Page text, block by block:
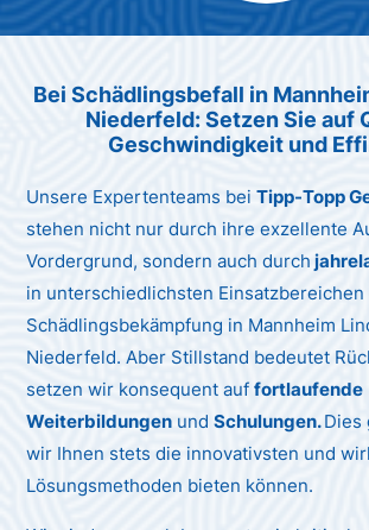
Max Mustermann
Bei Schädlingsbefall in
Niederfeld:Setzen Sie auf
Geschwindigkeit und
Unsere Expertenteams beiTipp-Topp
stehen nicht nur durch ihre exzellente
Vordergrund, sondern auch durch
in unterschiedlichsten Einsatzbereichen
Schädlingsbekämpfung in Mannheim
Niederfeld. Aber Stillstand bedeutet
setzen wir konsequent auffortlaufende
Weiterbildungen undSchulungen.Dies
wir Ihnen stets die innovativsten und
Lösungsmethoden bieten können.